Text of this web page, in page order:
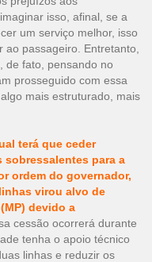
isso, afinal, se a
um serviço melhor, isso
passageiro. Entretanto,
de fato, pensando no
prosseguido com essa
mais estruturado, mais
terá que ceder
sobressalentes para a
ordem do governador,
virou alvo de
devido a
cessão ocorrerá durante
tenha o apoio técnico
linhas e reduzir os